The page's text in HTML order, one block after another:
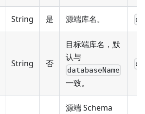
String 是 源端库名。
String 否
目标端库名，默
认与
databaseName
一致。
源端 Schema